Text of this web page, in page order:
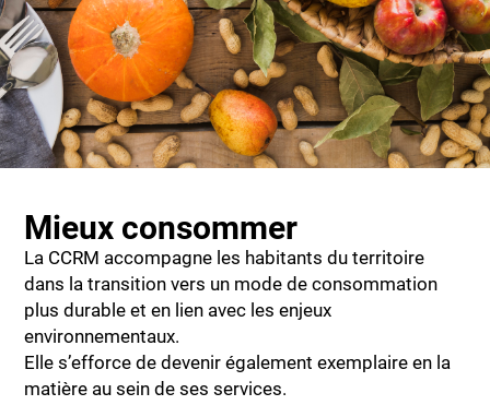
Mieux consommer
La CCRM accompagne les habitants du territoire
dans la transition vers un mode de consommation
plus durable et en lien avec les enjeux
environnementaux.
Elle s’efforce de devenir également exemplaire en la
matière au sein de ses services.